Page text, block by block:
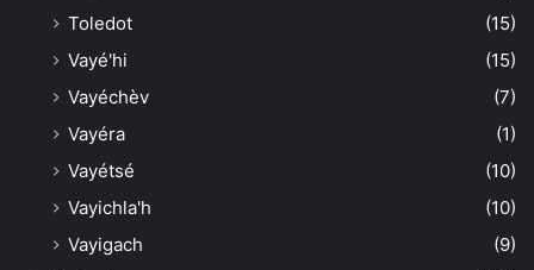
Toledot
(15)
Vayé'hi
(15)
Vayéchèv
(7)
Vayéra
(1)
Vayétsé
(10)
Vayichla'h
(10)
Vayigach
(9)